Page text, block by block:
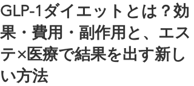
GLP-1ダイエットとは？効
果・費用・副作用と、エス
テ×医療で結果を出す新し
い方法